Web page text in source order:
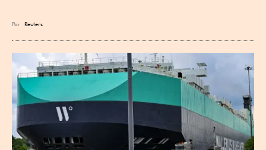
Por Reuters